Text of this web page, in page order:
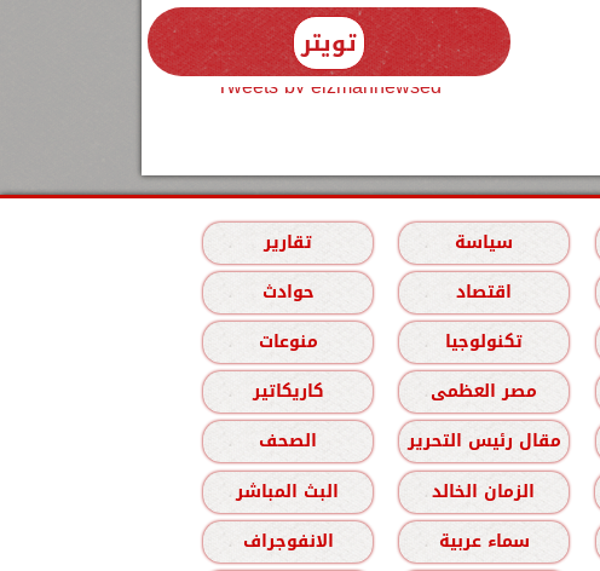
تويتر
Tweets by elzmannewseg
سياسة
تقارير
اقتصاد
حوادث
تكنولوجيا
منوعات
مصر العظمى
كاريكاتير
مقال رئيس التحرير
الصحف
الزمان الخالد
البث المباشر
سماء عربية الانفوجراف